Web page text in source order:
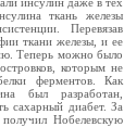
ткань железы
Перевязав
ткани железы, и ее
Теперь можно было
которым не
ферментов. Как
был разработан,
сахарный диабет. За
Нобелевскую